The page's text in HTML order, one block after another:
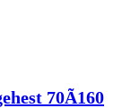
70Ã160